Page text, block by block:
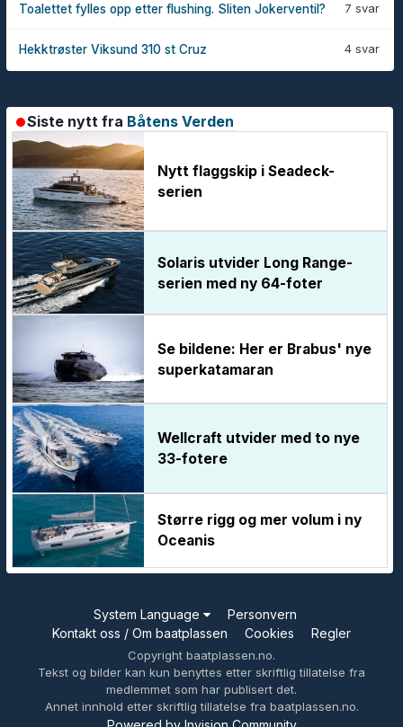
7 svar
Toalettet fylles opp etter flushing. Sliten Jokerventil?
4 svar
Hekktrøster Viksund 310 st Cruz
Siste nytt fra Båtens Verden
Nytt flaggskip i Seadeck-
serien
Solaris utvider Long Range-
serien med ny 64-foter
Se bildene: Her er Brabus' nye
superkatamaran
Wellcraft utvider med to nye
33-fotere
Større rigg og mer volum i ny
Oceanis
System Language
Personvern
Kontakt oss / Om baatplassen
Cookies Regler
Copyright baatplassen.no.
Tekst og bilder kan kun benyttes etter skriftlig tillatelse fra
medlemmet som har publisert det.
Annet innhold etter skriftlig tillatelse fra baatplassen.no.